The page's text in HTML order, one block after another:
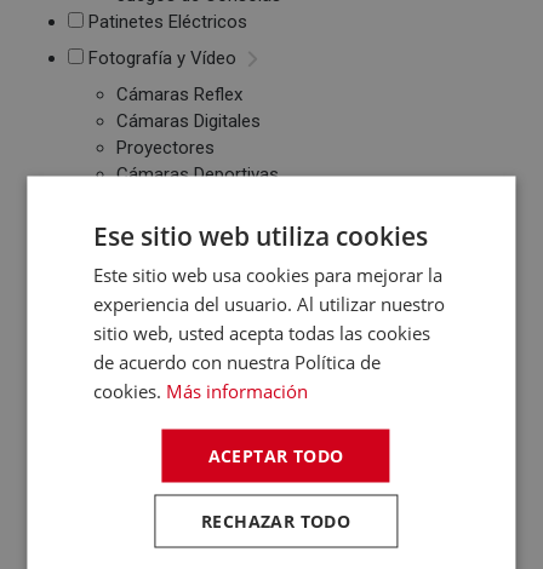
Patinetes Eléctricos
Fotografía y Vídeo
Cámaras Reflex
Cámaras Digitales
Proyectores
Cámaras Deportivas
Reproductores MP3
/ MP4 / MP5
Altavoces
Radios CD / FM
Despertadores
Barras de Sonido
Altavoces
Inalambricos
Equipos de Música
Relojes y Pulseras
Ese sitio web utiliza cookies
Este sitio web usa cookies para mejorar la
experiencia del usuario. Al utilizar nuestro
sitio web, usted acepta todas las cookies
de acuerdo con nuestra Política de
cookies. Más información
ACEPTAR TODO
RECHAZAR TODO